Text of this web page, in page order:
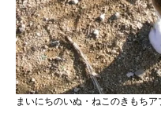
まいにちのいぬ・ねこのきもちア